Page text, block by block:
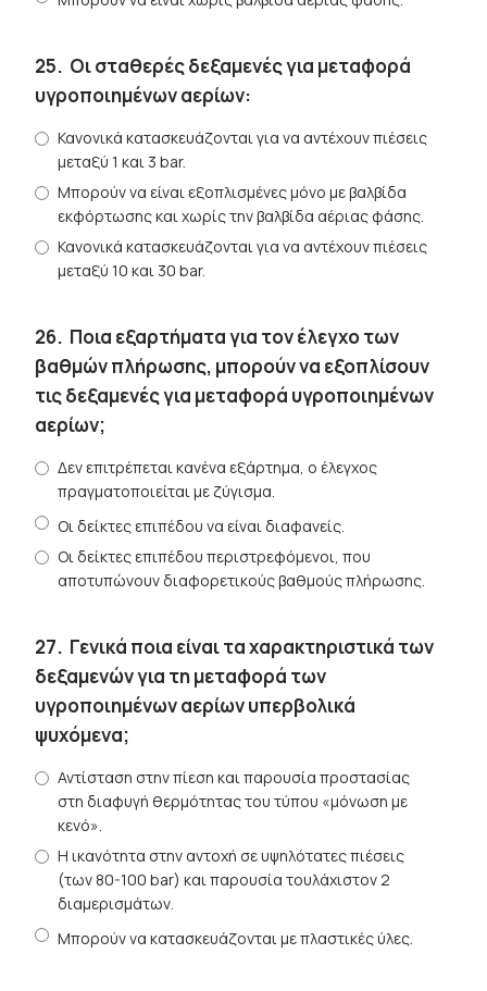
25. Οι σταθερές δεξαμενές για μεταφορά
υγροποιημένων αερίων:
Κανονικά κατασκευάζονται για να αντέχουν πιέσεις
μεταξύ 1 και 3 bar.
Μπορούν να είναι εξοπλισμένες μόνο με βαλβίδα
εκφόρτωσης και χωρίς την βαλβίδα αέριας φάσης.
Κανονικά κατασκευάζονται για να αντέχουν πιέσεις
μεταξύ 10 και 30 bar.
26. Ποια εξαρτήματα για τον έλεγχο των
βαθμών πλήρωσης, μπορούν να εξοπλίσουν
τις δεξαμενές για μεταφορά υγροποιημένων
αερίων;
Δεν επιτρέπεται κανένα εξάρτημα, ο έλεγχος
πραγματοποιείται με ζύγισμα.
Οι δείκτες επιπέδου να είναι διαφανείς.
Οι δείκτες επιπέδου περιστρεφόμενοι, που
αποτυπώνουν διαφορετικούς βαθμούς πλήρωσης.
27. Γενικά ποια είναι τα χαρακτηριστικά των
δεξαμενών για τη μεταφορά των
υγροποιημένων αερίων υπερβολικά
ψυχόμενα;
Αντίσταση στην πίεση και παρουσία προστασίας
στη διαφυγή θερμότητας του τύπου «μόνωση με
κενό».
Η ικανότητα στην αντοχή σε υψηλότατες πιέσεις
(των 80-100 bar) και παρουσία τουλάχιστον 2
διαμερισμάτων.
Μπορούν να κατασκευάζονται με πλαστικές ύλες.